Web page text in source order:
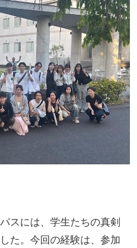
スには、学生たちの真剣
た。今回の経験は、参加